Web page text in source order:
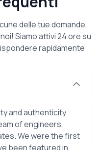
delle tue domande,
Siamo attivi 24 ore su
rapidamente
and authenticity.
of engineers,
We were the first
been featured in